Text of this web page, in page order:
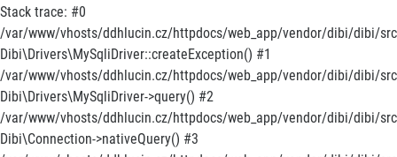
Stack trace: #0
/var/www/vhosts/ddhlucin.cz/httpdocs/web_app/vendor/dibi/dibi/
Dibi\Drivers\MySqliDriver::createException() #1
/var/www/vhosts/ddhlucin.cz/httpdocs/web_app/vendor/dibi/dibi/
Dibi\Drivers\MySqliDriver->query() #2
/var/www/vhosts/ddhlucin.cz/httpdocs/web_app/vendor/dibi/dibi/
Dibi\Connection->nativeQuery() #3